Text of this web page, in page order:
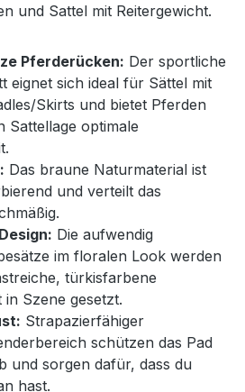
und Sattel mit Reitergewicht.
Pferderücken: Der sportliche
eignet sich ideal für Sättel mit
Skirts und bietet Pferden
Sattellage optimale
Das braune Naturmaterial ist
und verteilt das
Die aufwendig
im floralen Look werden
türkisfarbene
Szene gesetzt.
Strapazierfähiger
schützen das Pad
und sorgen dafür, dass du
hast.